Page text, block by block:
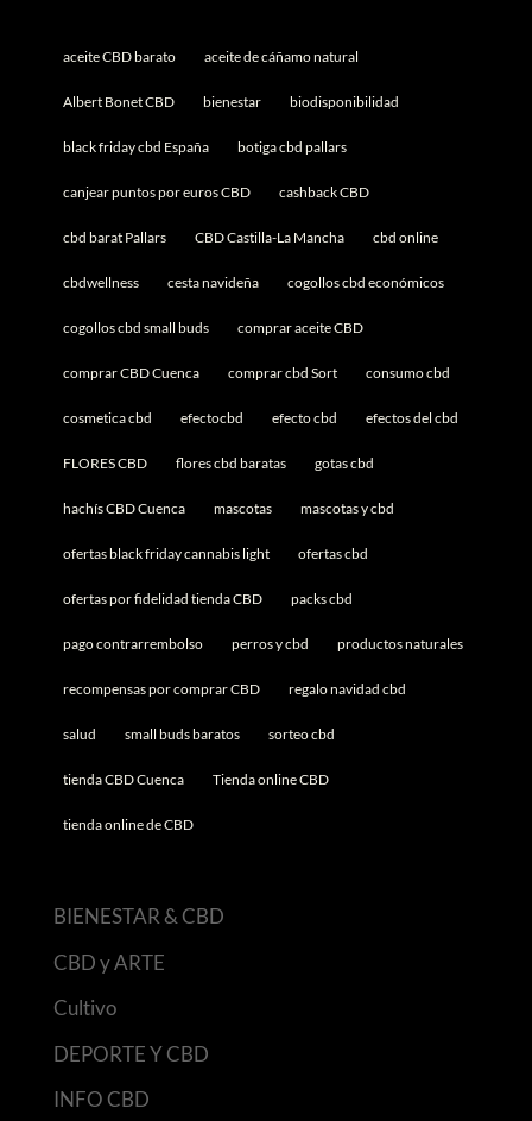
aceite CBD barato aceite de cáñamo natural
Albert Bonet CBD bienestar biodisponibilidad
black friday cbd España botiga cbd pallars
canjear puntos por euros CBD cashback CBD
cbd barat Pallars CBD Castilla-La Mancha cbd online
cbdwellness cesta navideña cogollos cbd económicos
cogollos cbd small buds comprar aceite CBD
comprar CBD Cuenca comprar cbd Sort consumo cbd
cosmetica cbd efectocbd efecto cbd efectos del cbd
FLORES CBD flores cbd baratas gotas cbd
hachís CBD Cuenca mascotas mascotas y cbd
ofertas black friday cannabis light ofertas cbd
ofertas por fidelidad tienda CBD packs cbd
pago contrarrembolso perros y cbd productos naturales
recompensas por comprar CBD regalo navidad cbd
salud small buds baratos sorteo cbd
tienda CBD Cuenca Tienda online CBD
tienda online de CBD
BIENESTAR & CBD
CBD y ARTE
Cultivo
DEPORTE Y CBD
INFO CBD